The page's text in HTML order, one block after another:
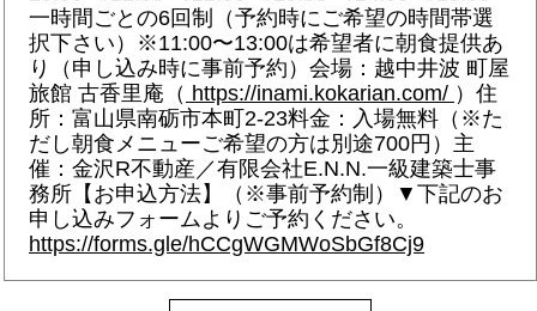
一時間ごとの6回制（予約時にご希望の時間帯選
択下さい）※11:00〜13:00は希望者に朝食提供あ
り（申し込み時に事前予約）会場：越中井波 町屋
旅館 古香里庵（ https://inami.kokarian.com/ ）住
所：富山県南砺市本町2-23料金：入場無料（※た
だし朝食メニューご希望の方は別途700円）主
催：金沢R不動産／有限会社E.N.N.一級建築士事
務所【お申込方法】（※事前予約制）▼下記のお
申し込みフォームよりご予約ください。
https://forms.gle/hCCgWGMWoSbGf8Cj9